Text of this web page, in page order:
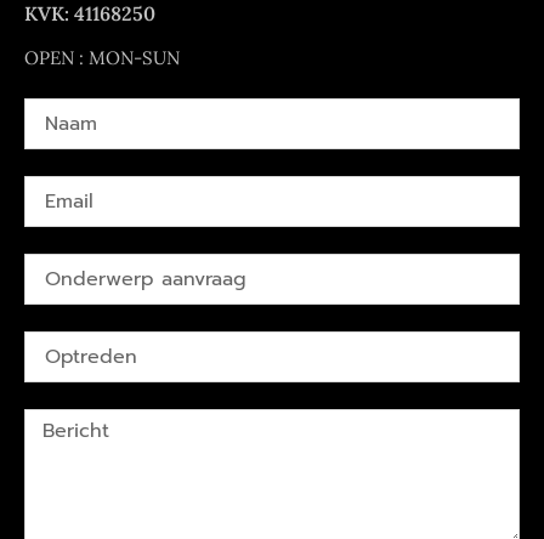
KVK: 41168250
OPEN : MON-SUN